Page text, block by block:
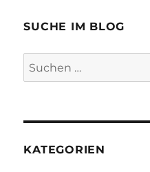
SUCHE IM BLOG
Suchen
nach:
KATEGORIEN